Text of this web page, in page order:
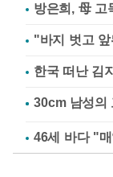
방은희, 母 고
"바지 벗고
한국 떠난 김
46세 바다 "